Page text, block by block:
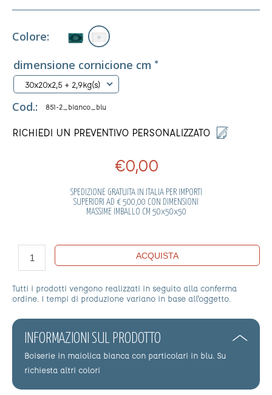
Colore:
dimensione cornicione cm *
30x20x2,5 + 2,9kg(s)
Cod.: 851-2_bianco_blu
RICHIEDI UN PREVENTIVO PERSONALIZZATO
€0,00
SPEDIZIONE GRATUITA IN ITALIA PER IMPORTI
SUPERIORI AD € 500,00 CON DIMENSIONI
MASSIME IMBALLO CM 50x50x50
ACQUISTA
Tutti i prodotti vengono realizzati in seguito alla conferma
ordine. I tempi di produzione variano in base all'oggetto.
INFORMAZIONI SUL PRODOTTO
Boiserie in maiolica bianca con particolari in blu. Su
richiesta altri colori